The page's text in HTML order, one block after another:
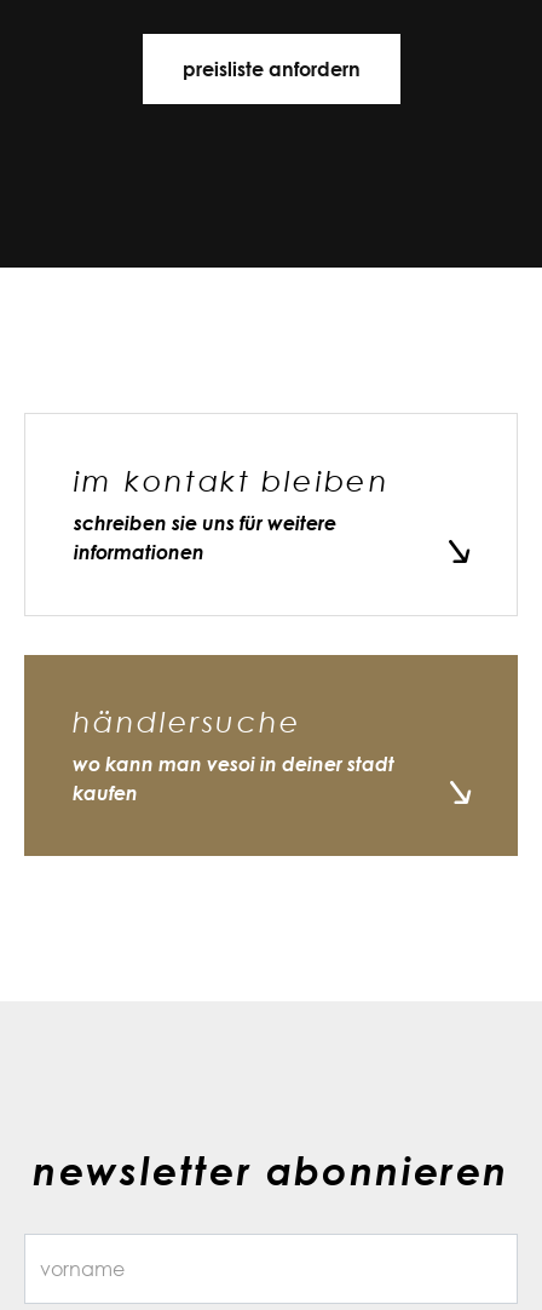
preisliste anfordern
im kontakt bleiben
schreiben sie uns für weitere
informationen
händlersuche
wo kann man vesoi in deiner stadt
kaufen
newsletter abonnieren